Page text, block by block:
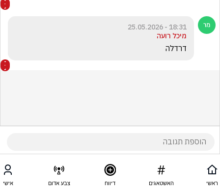
18:31 - 25.05.2026
מיכל רועה
דרדלה
ראשי האשטאגים דיווח צבע אדום אישי